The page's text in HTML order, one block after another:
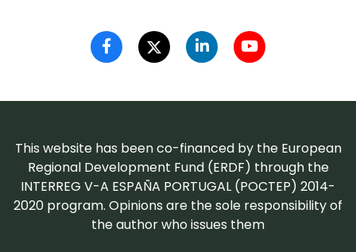
This website has been co-financed by the European
Regional Development Fund (ERDF) through the
INTERREG V-A ESPAÑA PORTUGAL (POCTEP) 2014-
2020 program. Opinions are the sole responsibility of
the author who issues them